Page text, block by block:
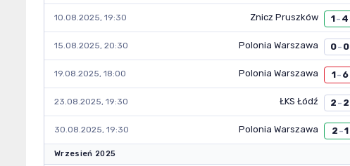
10.08.2025, 19:30 Znicz Pruszków 1– 4
15.08.2025, 20:30 Polonia Warszawa 0– 0
19.08.2025, 18:00 Polonia Warszawa 1– 6
23.08.2025, 19:30 ŁKS Łódź 2 – 2
30.08.2025, 19:30 Polonia Warszawa 2 –1
Wrzesień 2025